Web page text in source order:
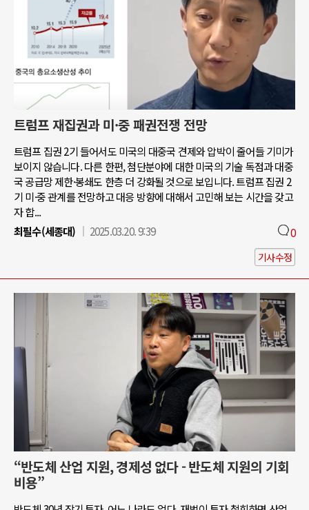
트럼프 재집권과 미·중 패권전쟁 전망
트럼프 집권 2기 들어서도 미국의 대중국 견제와 압박이 줄어들 기미가
보이지 않습니다. 다른 한편, 첨단분야에 대한 미국의 기술 독점과 대중
국 공급망 제한·봉쇄도 한층 더 강화될 것으로 보입니다. 트럼프 집권 2
기 미·중 관계를 전망하고 대응 방향에 대해서 고민해 보는 시간을 갖고
자 합...
최필수(세종대)
2025.03.20. 9:39 0
기사수정
“반도체 산업 지원, 경제성 없다 - 반도체 지원의 기회
비용”